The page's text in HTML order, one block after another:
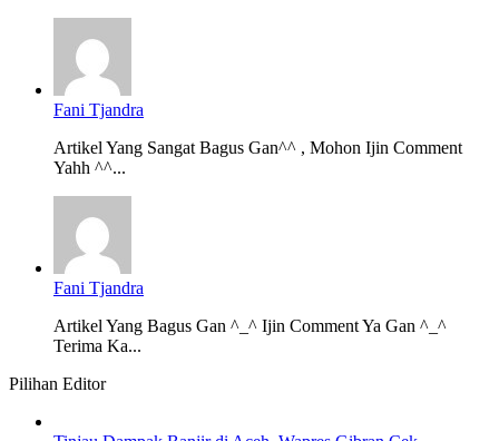
Fani Tjandra
Artikel Yang Sangat Bagus Gan^^ , Mohon Ijin Comment
Yahh ^^...
Fani Tjandra
Artikel Yang Bagus Gan ^_^ Ijin Comment Ya Gan ^_^
Terima Ka...
Pilihan Editor